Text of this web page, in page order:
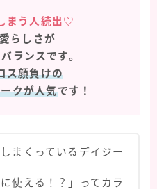
まう人続出♡
らしさが
ランスです。
ス顔負けの
クが人気です！
まくっているデイジー
に使える！？」ってカラ